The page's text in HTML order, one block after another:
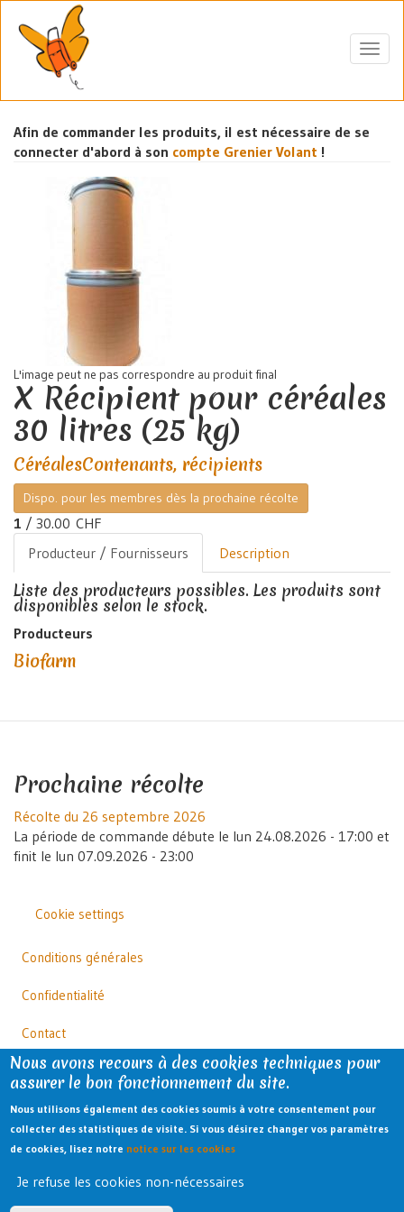
contenu
principal
Afin de commander les produits, il est nécessaire de se
connecter d'abord à son compte Grenier Volant !
L'image peut ne pas correspondre au produit final
X Récipient pour céréales
30 litres (25 kg)
CéréalesContenants, récipients
Dispo. pour les membres dès la prochaine récolte
1 / 30.00 CHF
Producteur / Fournisseurs
Description
Liste des producteurs possibles. Les produits sont
disponibles selon le stock.
Producteurs
Biofarm
Prochaine récolte
Récolte du 26 septembre 2026
La période de commande débute le lun 24.08.2026 - 17:00 et
finit le lun 07.09.2026 - 23:00
Outils
Cookie settings
Footer
Conditions générales
Confidentialité
Contact
Facebook
Instagram
Newsletter
Menu
Se connecter
Nous avons recours à des cookies techniques pour
assurer le bon fonctionnement du site.
Nous utilisons également des cookies soumis à votre consentement pour
collecter des statistiques de visite. Si vous désirez changer vos paramètres
de cookies, lisez notre notice sur les cookies
Je refuse les cookies non-nécessaires